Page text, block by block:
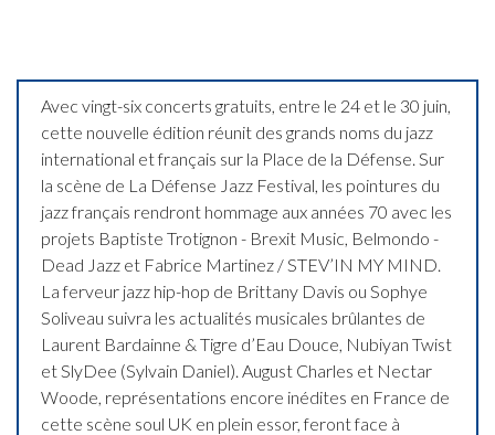
Avec vingt-six concerts gratuits, entre le 24 et le 30 juin,
cette nouvelle édition réunit des grands noms du jazz
international et français sur la Place de la Défense. Sur
la scène de La Défense Jazz Festival, les pointures du
jazz français rendront hommage aux années 70 avec les
projets Baptiste Trotignon - Brexit Music, Belmondo -
Dead Jazz et Fabrice Martinez / STEV’IN MY MIND.
La ferveur jazz hip-hop de Brittany Davis ou Sophye
Soliveau suivra les actualités musicales brûlantes de
Laurent Bardainne & Tigre d’Eau Douce, Nubiyan Twist
et SlyDee (Sylvain Daniel). August Charles et Nectar
Woode, représentations encore inédites en France de
cette scène soul UK en plein essor, feront face à